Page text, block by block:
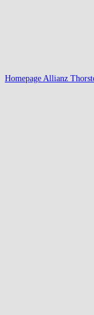
Homepage Allianz